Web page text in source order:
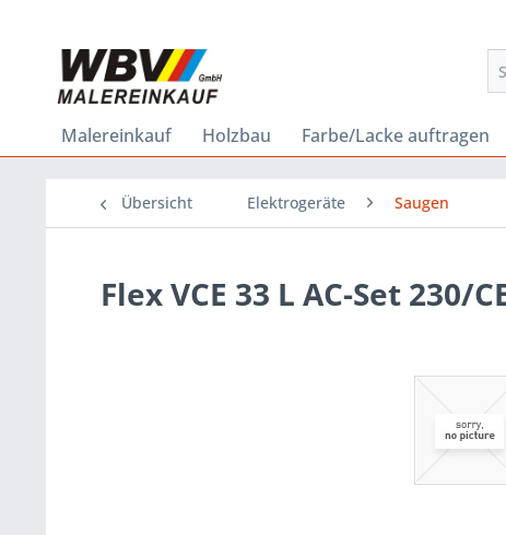
Malereinkauf Holzbau Farbe/Lacke auftragen
Übersicht Elektrogeräte Saugen
Flex VCE 33 L AC-Set 230/